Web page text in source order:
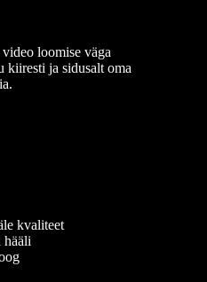
loomise väga
kiiresti ja sidusalt oma
kvaliteet
hääli